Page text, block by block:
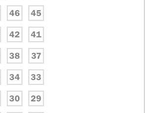
46 45
42 41
38 37
34 33
30 29